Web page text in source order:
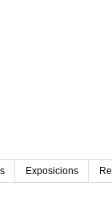
Exposicions